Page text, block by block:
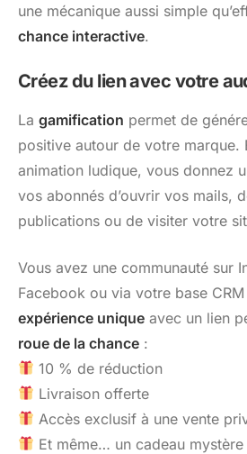
une mécanique aussi simple
chance interactive.
Créez du lien avec votre
La gamification permet de
positive autour de votre marque.
animation ludique, vous donnez
vos abonnés d’ouvrir vos mails,
publications ou de visiter votre
Vous avez une communauté sur
Facebook ou via votre base
expérience unique avec un lien
roue de la chance :
10 % de réduction
Livraison offerte
Accès exclusif à une vente
Et même… un cadeau